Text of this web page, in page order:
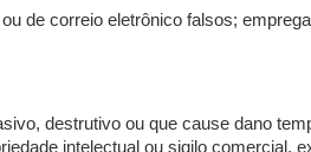
de correio eletrônico falsos;
destrutivo ou que cause dano
intelectual ou sigilo comercial,